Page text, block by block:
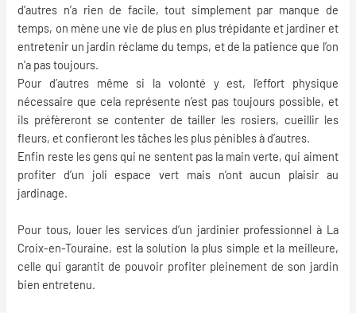
d’autres n’a rien de facile, tout simplement par manque de
temps, on mène une vie de plus en plus trépidante et jardiner et
entretenir un jardin réclame du temps, et de la patience que l’on
n’a pas toujours.
Pour d’autres même si la volonté y est, l’effort physique
nécessaire que cela représente n’est pas toujours possible, et
ils préfèreront se contenter de tailler les rosiers, cueillir les
fleurs, et confieront les tâches les plus pénibles à d’autres.
Enfin reste les gens qui ne sentent pas la main verte, qui aiment
profiter d’un joli espace vert mais n’ont aucun plaisir au
jardinage.
Pour tous, louer les services d’un jardinier professionnel à La
Croix-en-Touraine, est la solution la plus simple et la meilleure,
celle qui garantit de pouvoir profiter pleinement de son jardin
bien entretenu.